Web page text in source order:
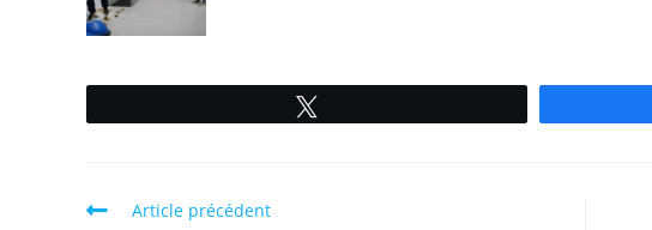
Article précédent